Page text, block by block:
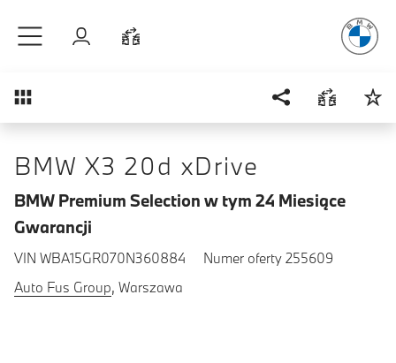
Zaloguj się
Przegląd
BMW X3 20d xDrive
BMW Premium Selection w tym 24 Miesiące
Gwarancji
VIN WBA15GR070N360884
Numer oferty 255609
Auto Fus Group, Warszawa